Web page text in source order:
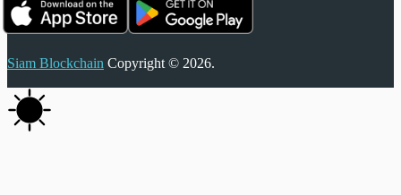
Siam Blockchain Copyright © 2026.